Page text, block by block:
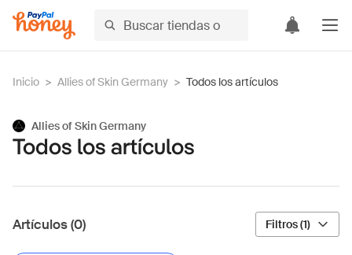
Inicio > Allies of Skin Germany > Todos los artículos
Allies of Skin Germany
Todos los artículos
Artículos (0) Filtros (1)